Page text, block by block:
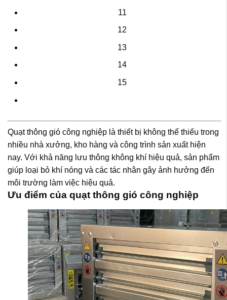
11
12
13
14
15
Quạt thông gió công nghiệp là thiết bị không thể thiếu trong
nhiều nhà xưởng, kho hàng và công trình sản xuất hiện
nay. Với khả năng lưu thông không khí hiệu quả, sản phẩm
giúp loại bỏ khí nóng và các tác nhân gây ảnh hưởng đến
môi trường làm việc hiệu quả.
Ưu điểm của quạt thông gió công nghiệp